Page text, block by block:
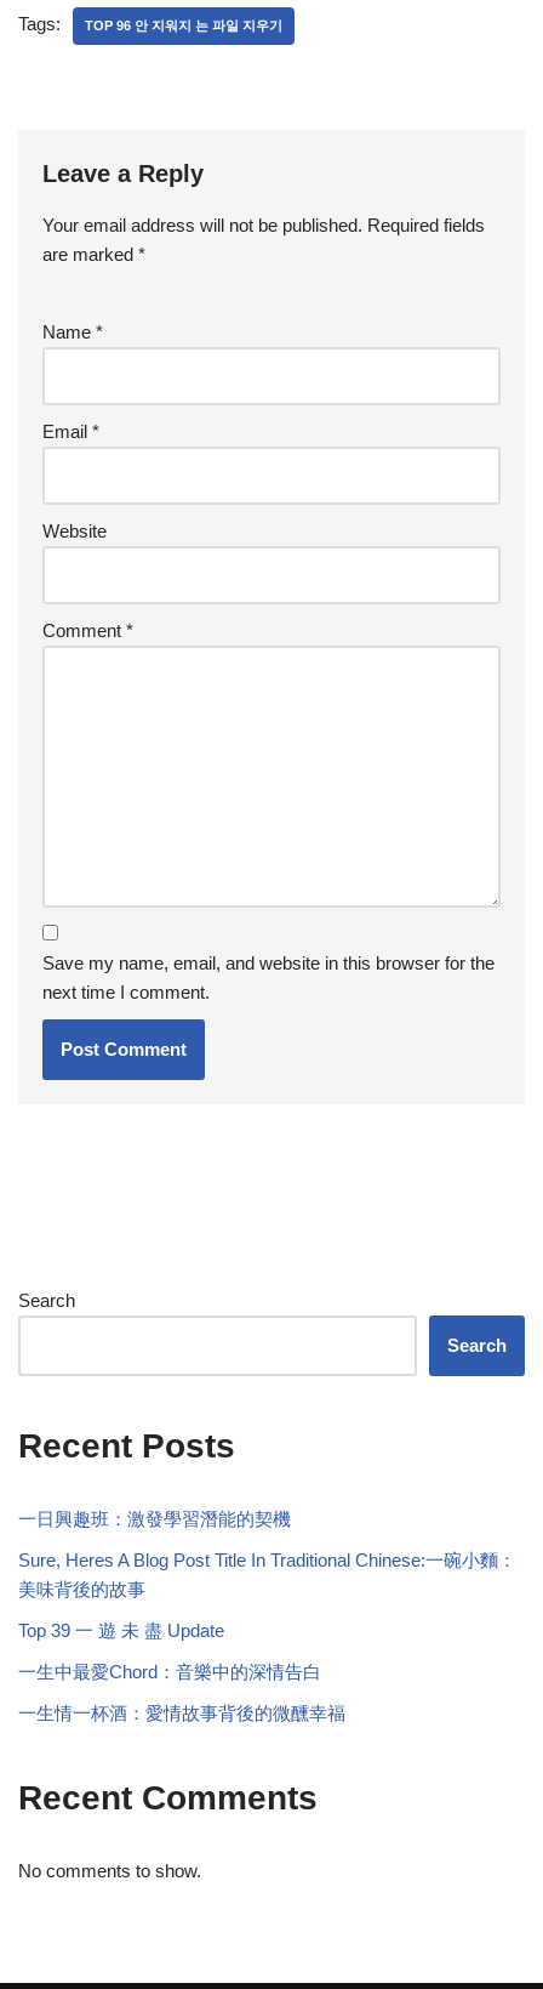
Tags: TOP 96 안 지워지 는 파일 지우기
Leave a Reply
Your email address will not be published. Required fields
are marked *
Name *
Email *
Website
Comment *
Save my name, email, and website in this browser for the
next time I comment.
Search
Search
Recent Posts
一日興趣班：激發學習潛能的契機
Sure, Heres A Blog Post Title In Traditional Chinese:一碗小麵：
美味背後的故事
Top 39 一 遊 未 盡 Update
一生中最愛Chord：音樂中的深情告白
一生情一杯酒：愛情故事背後的微醺幸福
Recent Comments
No comments to show.